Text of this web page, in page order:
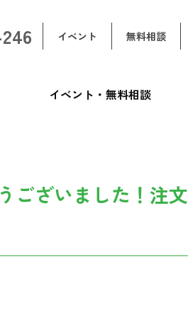
イベント 無料相談
イベント・無料相談
ございました！注文